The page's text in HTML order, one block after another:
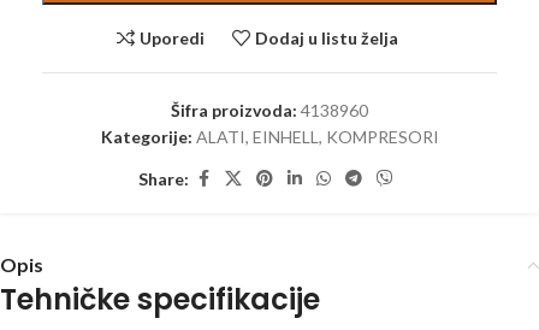
Uporedi Dodaj u listu želja
Šifra proizvoda: 4138960
Kategorije: ALATI, EINHELL , KOMPRESORI
Share:
Opis
Tehničke specifikacije